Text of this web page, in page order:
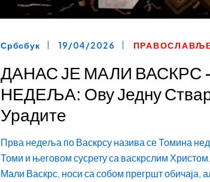
Србсбук 19/04/2026
ДАНАС ЈЕ МАЛИ ВАСКРС
НЕДЕЉА: Ову Једну
Урадите
Прва недеља по Васкрсу назива се Томина
Томи и његовом сусрету са васкрслим
Мали Васкрс, носи са собом прегршт обичаја,